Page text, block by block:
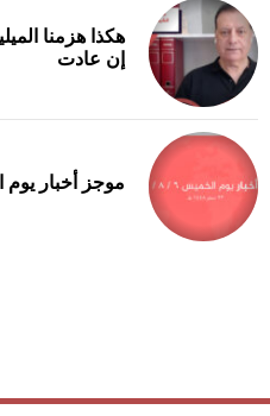
هكذا هزمنا
إن عادت
موجز أخبار